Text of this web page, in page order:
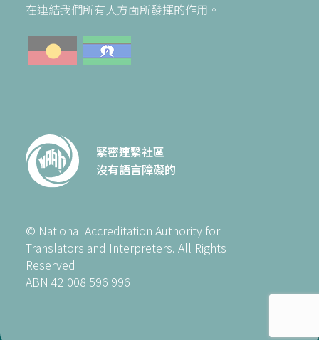
在連結我們所有人方面所發揮的作用。
緊密連繫社區
沒有語言障礙的
© National Accreditation Authority for
Translators and Interpreters. All Rights
Reserved
ABN 42 008 596 996